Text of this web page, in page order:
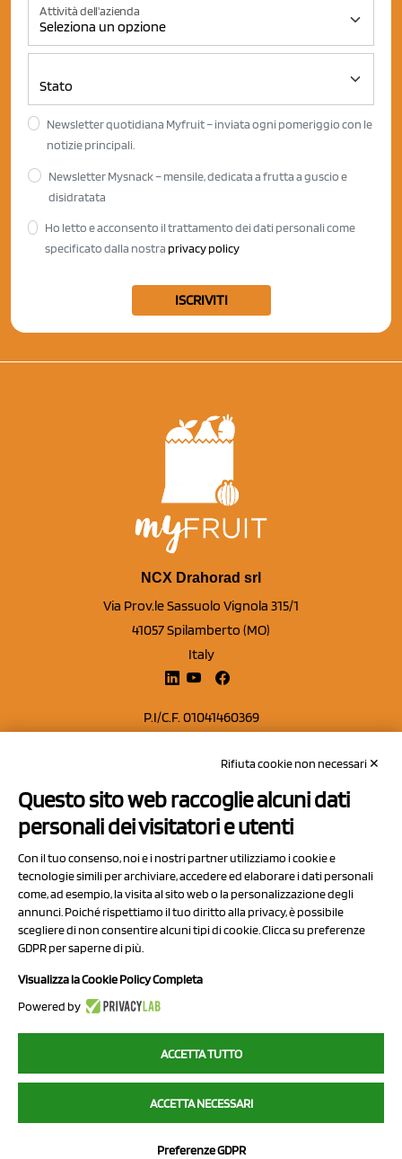
Attività dell'azienda
Newsletter quotidiana Myfruit – inviata ogni pomeriggio con le
notizie principali.
Newsletter Mysnack – mensile, dedicata a frutta a guscio e
disidratata
Ho letto e acconsento il trattamento dei dati personali come
specificato dalla nostra privacy policy
ISCRIVITI
NCX Drahorad srl
Via Prov.le Sassuolo Vignola 315/1
41057 Spilamberto (MO)
Italy
P.I/C.F. 01041460369
Capitale sociale Euro 50.000,00 i.v.
Contatti
Privacy Policy
Cookie Policy
Chi Siamo
2023 NCX Drahorad srl - All rights reserved
myfruit.it è parte del network diNCX DRAHORAD
NCX Drahorad - Via Provinciale Vignola-Sassuolo 315/1 - 41057
Rifiuta cookie non necessari ✕
Questo sito web raccoglie alcuni dati
personali dei visitatori e utenti
Con il tuo consenso, noi e i nostri partner utilizziamo i cookie e
tecnologie simili per archiviare, accedere ed elaborare i dati personali
come, ad esempio, la visita al sito web o la personalizzazione degli
annunci. Poiché rispettiamo il tuo diritto alla privacy, è possibile
scegliere di non consentire alcuni tipi di cookie. Clicca su preferenze
GDPR per saperne di più.
Visualizza la Cookie Policy Completa
Powered by
ACCETTA TUTTO
ACCETTA NECESSARI
Preferenze GDPR